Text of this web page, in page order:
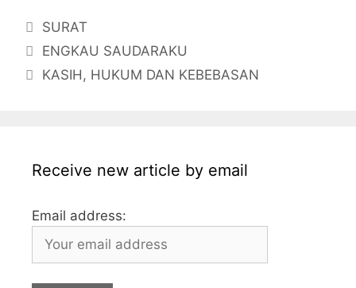
e
b
o
a
g
A
p
dI
n
Categories
SURAT
ENGKAU SAUDARAKU
KASIH, HUKUM DAN KEBEBASAN
Receive new article by email
Email address: